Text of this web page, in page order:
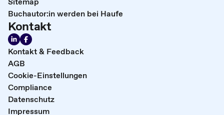
Buchautor:in werden bei Haufe
Kontakt
Kontakt & Feedback
AGB
Cookie-Einstellungen
Compliance
Datenschutz
Impressum